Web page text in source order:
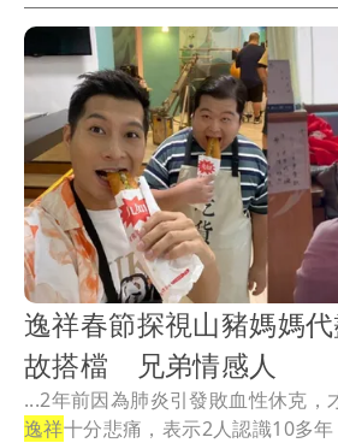
逸祥春節探視山豬媽媽
故搭檔 兄弟情感人
...2年前因為肺炎引發敗血性休克，
逸祥十分悲痛，表示2人認識10多